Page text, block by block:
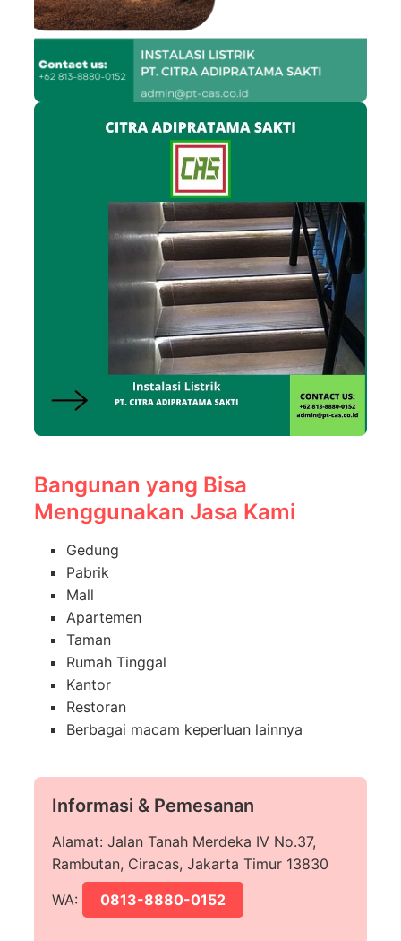
Bangunan yang Bisa
Menggunakan Jasa Kami
Gedung
Pabrik
Mall
Apartemen
Taman
Rumah Tinggal
Kantor
Restoran
Berbagai macam keperluan lainnya
Informasi & Pemesanan
Alamat: Jalan Tanah Merdeka IV No.37,
Rambutan, Ciracas, Jakarta Timur 13830
WA:
0813-8880-0152